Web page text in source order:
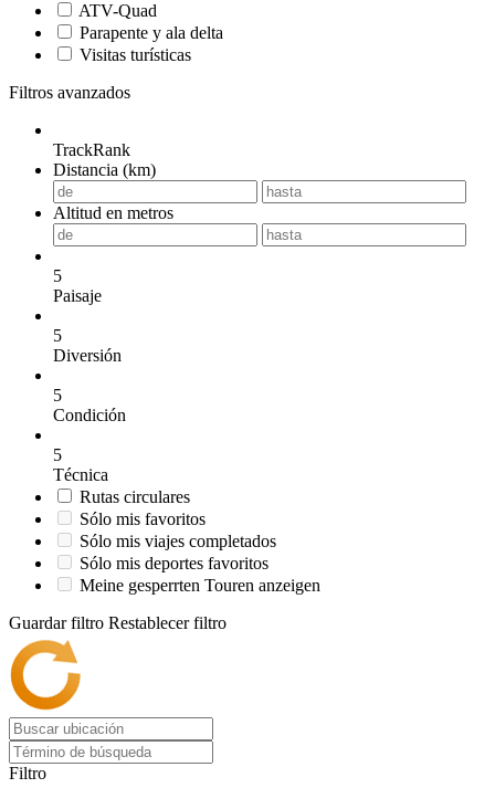
ATV-Quad
Parapente y ala delta
Visitas turísticas
Filtros avanzados
TrackRank
Distancia (km)
Altitud en metros
5
Paisaje
5
Diversión
5
Condición
5
Técnica
Rutas circulares
Sólo mis favoritos
Sólo mis viajes completados
Sólo mis deportes favoritos
Meine gesperrten Touren anzeigen
Guardar filtro Restablecer filtro
Filtro